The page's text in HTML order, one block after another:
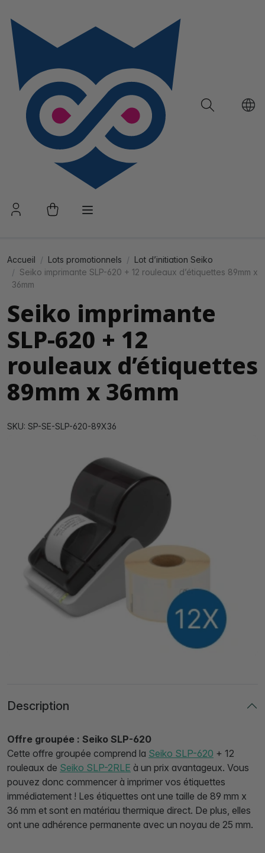
Accueil Lots promotionnels
Lot d’initiation Seiko
Seiko imprimante SLP-620 + 12 rouleaux d’étiquettes 89mm x
36mm
Seiko imprimante
SLP-620 + 12
rouleaux d’étiquettes
89mm x 36mm
SKU: SP-SE-SLP-620-89X36
Description
Offre groupée : Seiko SLP-620
Cette offre groupée comprend la Seiko SLP-620 + 12
rouleaux de Seiko SLP-2RLE à un prix avantageux. Vous
pouvez donc commencer à imprimer vos étiquettes
immédiatement ! Les étiquettes ont une taille de 89 mm x
36 mm et sont en matériau thermique direct. De plus, elles
ont une adhérence permanente avec un noyau de 25 mm.